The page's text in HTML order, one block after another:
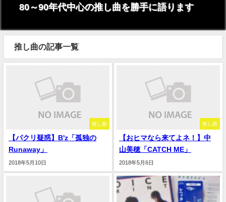
80～90年代中心の推し曲を勝手に語ります
推し曲の記事一覧
推し曲
【パクリ疑惑】B'z「孤独の
Runaway」
2018年5月10日
推し曲
【おヒマなら来てよネ！】中
山美穂「CATCH ME」
2018年5月6日